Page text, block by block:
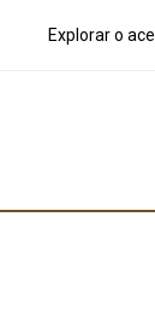
Explorar o